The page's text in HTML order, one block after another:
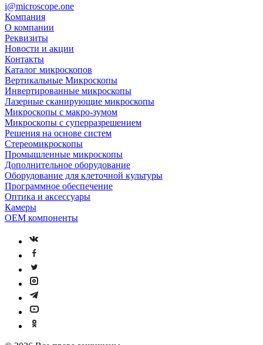
i@microscope.one
Компания
О компании
Реквизиты
Новости и акции
Контакты
Каталог микроскопов
Вертикальные Микроскопы
Инвертированные микроскопы
Лазерные сканирующие микроскопы
Микроскопы с макро-зумом
Микроскопы с суперразрешением
Решения на основе систем
Стереомикроскопы
Промышленные микроскопы
Дополнительное оборудование
Оборудование для клеточной культуры
Программное обеспечение
Оптика и аксессуары
Камеры
OEM компоненты